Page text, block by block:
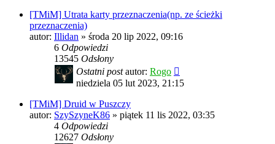
[TMiM] Utrata karty przeznaczenia(np. ze ścieżki
przeznaczenia)
autor: Illidan » środa 20 lip 2022, 09:16
6 Odpowiedzi
13545 Odsłony
Ostatni postautor: Rogo
niedziela 05 lut 2023, 21:15
[TMiM] Druid w Puszczy
autor: SzySzyneK86 » piątek 11 lis 2022, 03:35
4 Odpowiedzi
12627 Odsłony